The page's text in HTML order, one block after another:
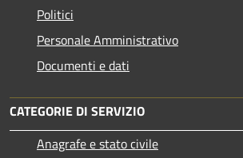
Politici
Personale Amministrativo
Documenti e dati
CATEGORIE DI SERVIZIO
Anagrafe e stato civile